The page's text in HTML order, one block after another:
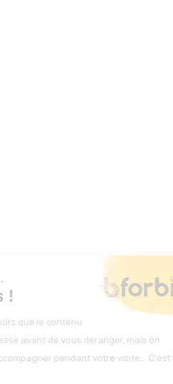
Salut c'est nous...
les Cookies !
On a attendu d'être sûrs que le
de ce site vous intéresse avant de
aimerait bien vous accompagner